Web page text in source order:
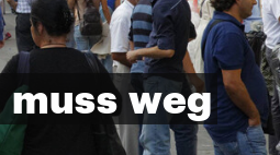
muss weg